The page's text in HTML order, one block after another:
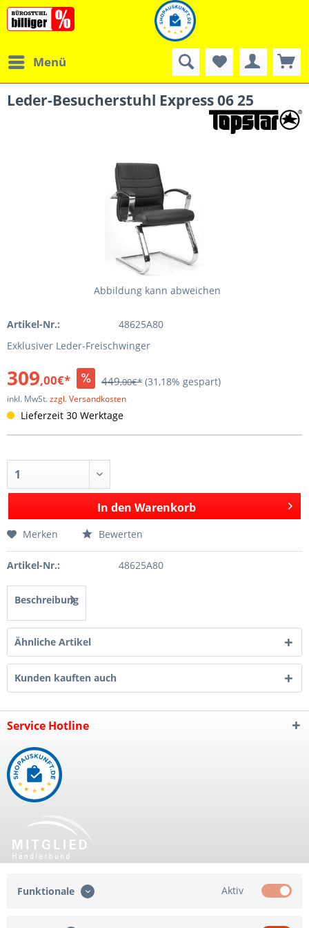
Menü
Leder-Besucherstuhl Express 06 25
Abbildung kann abweichen
Artikel-Nr.:
48625A80
Exklusiver Leder-Freischwinger
309,00€* 449,00€* (31,18% gespart)
inkl. MwSt.zzgl. Versandkosten
Lieferzeit 30 Werktage
In den Warenkorb
Merken Bewerten
Artikel-Nr.: 48625A80
Beschreibung
Ähnliche Artikel
Kunden kauften auch
Service Hotline
Funktionale Aktiv